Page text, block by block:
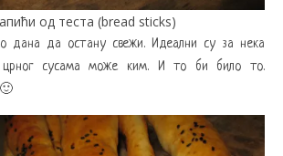
од теста (bread sticks)
дана да остану свежи. Идеални су за нека
црног сусама може ким. И то би било то.